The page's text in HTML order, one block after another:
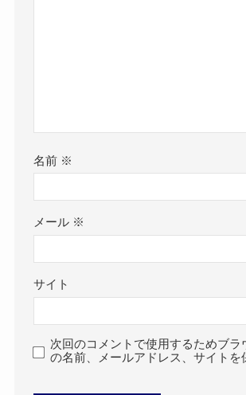
名前 ※
メール ※
サイト
次回のコメントで使用するためブラ
の名前、メールアドレス、サイトを